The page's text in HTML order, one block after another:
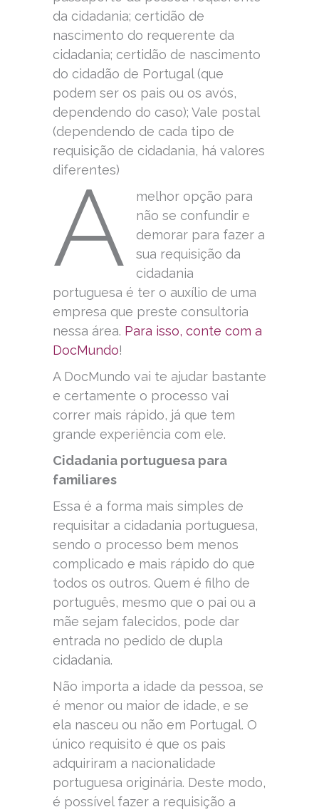
da cidadania; certidão de
nascimento do requerente da
cidadania; certidão de nascimento
do cidadão de Portugal (que
podem ser os pais ou os avós,
dependendo do caso); Vale postal
(dependendo de cada tipo de
requisição de cidadania, há valores
diferentes)
A
melhor opção para
não se confundir e
demorar para fazer a
sua requisição da
cidadania
portuguesa é ter o auxílio de uma
empresa que preste consultoria
nessa área. Para isso, conte com a
DocMundo!
A DocMundo vai te ajudar bastante
e certamente o processo vai
correr mais rápido, já que tem
grande experiência com ele.
Cidadania portuguesa para
familiares
Essa é a forma mais simples de
requisitar a cidadania portuguesa,
sendo o processo bem menos
complicado e mais rápido do que
todos os outros. Quem é filho de
português, mesmo que o pai ou a
mãe sejam falecidos, pode dar
entrada no pedido de dupla
cidadania.
Não importa a idade da pessoa, se
é menor ou maior de idade, e se
ela nasceu ou não em Portugal. O
único requisito é que os pais
adquiriram a nacionalidade
portuguesa originária. Deste modo,
é possível fazer a requisição a